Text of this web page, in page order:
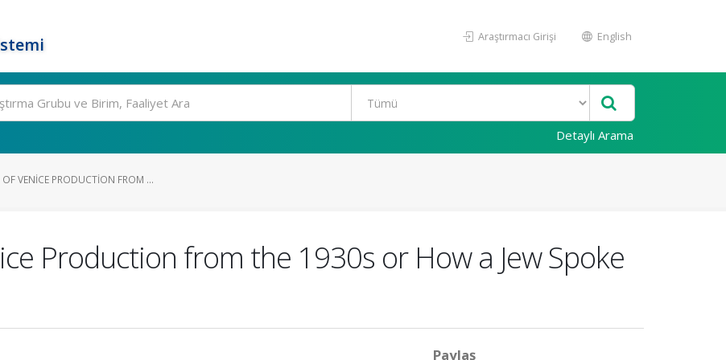
Araştırmacı Girişi English
Detaylı Arama
VENICE PRODUCTION FROM ...
Production from the 1930s or How a Jew Spoke
Paylaş